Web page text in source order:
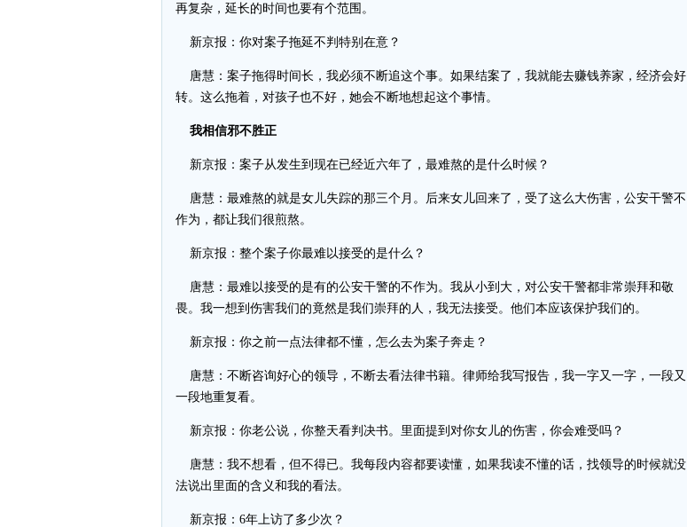
再复杂，延长的时间也要有个范围。
新京报：你对案子拖延不判特别在意？
唐慧：案子拖得时间长，我必须不断追这个事。如果结案了，我就能去赚钱养家，经济会好
转。这么拖着，对孩子也不好，她会不断地想起这个事情。
我相信邪不胜正
新京报：案子从发生到现在已经近六年了，最难熬的是什么时候？
唐慧：最难熬的就是女儿失踪的那三个月。后来女儿回来了，受了这么大伤害，公安干警不
作为，都让我们很煎熬。
新京报：整个案子你最难以接受的是什么？
唐慧：最难以接受的是有的公安干警的不作为。我从小到大，对公安干警都非常崇拜和敬
畏。我一想到伤害我们的竟然是我们崇拜的人，我无法接受。他们本应该保护我们的。
新京报：你之前一点法律都不懂，怎么去为案子奔走？
唐慧：不断咨询好心的领导，不断去看法律书籍。律师给我写报告，我一字又一字，一段又
一段地重复看。
新京报：你老公说，你整天看判决书。里面提到对你女儿的伤害，你会难受吗？
唐慧：我不想看，但不得已。我每段内容都要读懂，如果我读不懂的话，找领导的时候就没
法说出里面的含义和我的看法。
新京报：6年上访了多少次？